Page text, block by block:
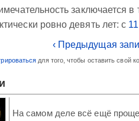
ровно девять лет: с
‹ Предыдущая
для того, чтобы оставить свой
На самом деле всё ещё